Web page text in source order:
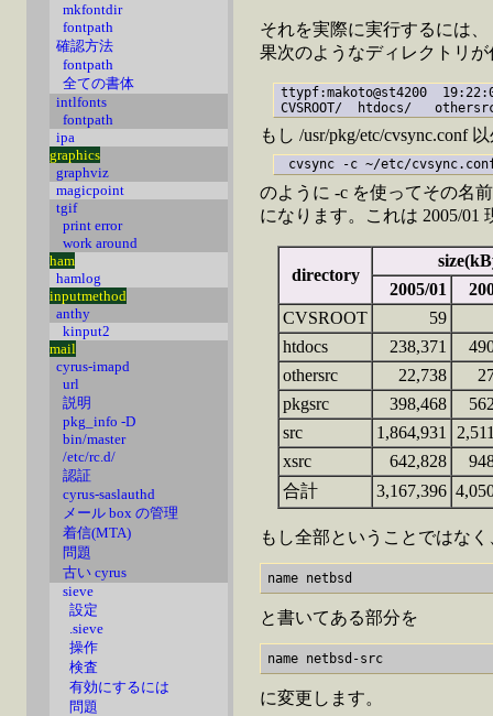
mkfontdir
fontpath
確認方法
fontpath
全ての書体
intlfonts
fontpath
ipa
graphics
graphviz
magicpoint
tgif
print error
work around
ham
hamlog
inputmethod
anthy
kinput2
mail
cyrus-imapd
url
説明
pkg_info -D
bin/master
/etc/rc.d/
認証
cyrus-saslauthd
メール box の管理
着信(MTA)
問題
古い cyrus
sieve
設定
.sieve
操作
検査
有効にするには
問題
それを実際に実行するには
果次のようなディレクトリ
ttypf:makoto@st4200
もし /usr/pkg/etc/cvsync.conf
のように -c を使ってその名
になります。これは 2005/01
directory
2005/01
CVSROOT
59
htdocs
238,371
othersrc
22,738
pkgsrc
398,468
src
1,864,931
xsrc
642,828
合計
3,167,396
もし全部ということではな
と書いてある部分を
に変更します。